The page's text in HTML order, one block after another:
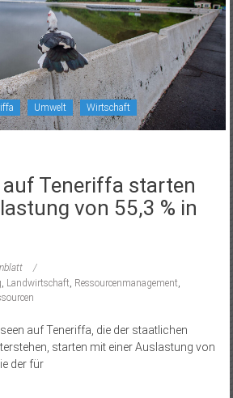
Umwelt Wirtschaft
auf Teneriffa starten
von 55,3 % in
Landwirtschaft Ressourcenmanagement
auf Teneriffa, die der staatlichen
starten mit einer Auslastung von
der für